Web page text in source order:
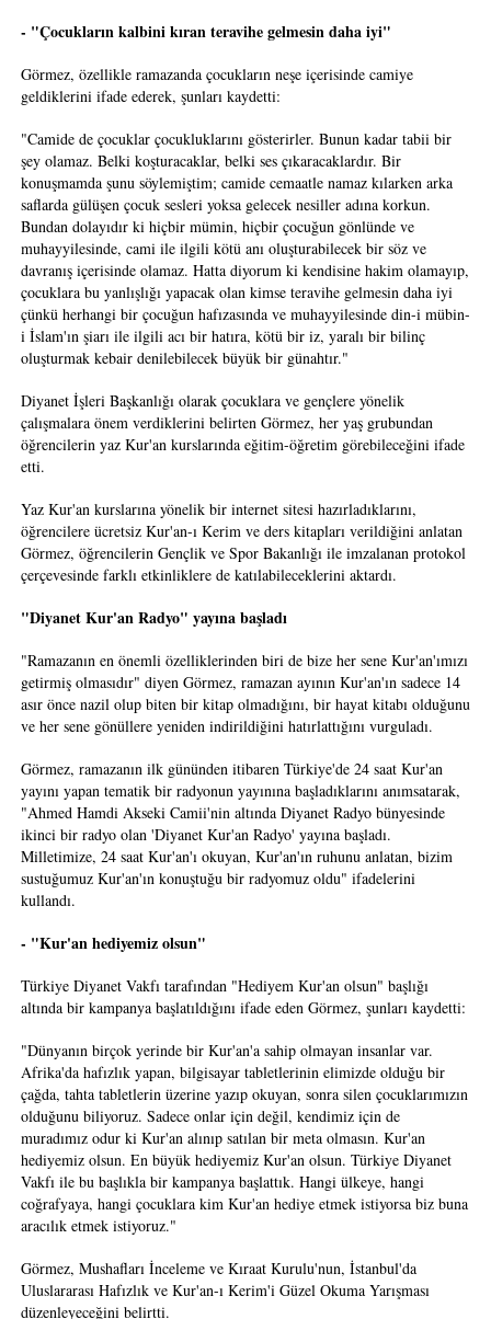
- "Çocukların kalbini kıran teravihe gelmesin daha iyi"
Görmez, özellikle ramazanda çocukların neşe içerisinde camiye
geldiklerini ifade ederek, şunları kaydetti:
"Camide de çocuklar çocukluklarını gösterirler. Bunun kadar tabii bir
şey olamaz. Belki koşturacaklar, belki ses çıkaracaklardır. Bir
konuşmamda şunu söylemiştim; camide cemaatle namaz kılarken arka
saflarda gülüşen çocuk sesleri yoksa gelecek nesiller adına korkun.
Bundan dolayıdır ki hiçbir mümin, hiçbir çocuğun gönlünde ve
muhayyilesinde, cami ile ilgili kötü anı oluşturabilecek bir söz ve
davranış içerisinde olamaz. Hatta diyorum ki kendisine hakim olamayıp,
çocuklara bu yanlışlığı yapacak olan kimse teravihe gelmesin daha iyi
çünkü herhangi bir çocuğun hafızasında ve muhayyilesinde din-i mübin-
i İslam'ın şiarı ile ilgili acı bir hatıra, kötü bir iz, yaralı bir bilinç
oluşturmak kebair denilebilecek büyük bir günahtır."
Diyanet İşleri Başkanlığı olarak çocuklara ve gençlere yönelik
çalışmalara önem verdiklerini belirten Görmez, her yaş grubundan
öğrencilerin yaz Kur'an kurslarında eğitim-öğretim görebileceğini ifade
etti.
Yaz Kur'an kurslarına yönelik bir internet sitesi hazırladıklarını,
öğrencilere ücretsiz Kur'an-ı Kerim ve ders kitapları verildiğini anlatan
Görmez, öğrencilerin Gençlik ve Spor Bakanlığı ile imzalanan protokol
çerçevesinde farklı etkinliklere de katılabileceklerini aktardı.
"Diyanet Kur'an Radyo" yayına başladı
"Ramazanın en önemli özelliklerinden biri de bize her sene Kur'an'ımızı
getirmiş olmasıdır" diyen Görmez, ramazan ayının Kur'an'ın sadece 14
asır önce nazil olup biten bir kitap olmadığını, bir hayat kitabı olduğunu
ve her sene gönüllere yeniden indirildiğini hatırlattığını vurguladı.
Görmez, ramazanın ilk gününden itibaren Türkiye'de 24 saat Kur'an
yayını yapan tematik bir radyonun yayınına başladıklarını anımsatarak,
"Ahmed Hamdi Akseki Camii'nin altında Diyanet Radyo bünyesinde
ikinci bir radyo olan 'Diyanet Kur'an Radyo' yayına başladı.
Milletimize, 24 saat Kur'an'ı okuyan, Kur'an'ın ruhunu anlatan, bizim
sustuğumuz Kur'an'ın konuştuğu bir radyomuz oldu" ifadelerini
kullandı.
- "Kur'an hediyemiz olsun"
Türkiye Diyanet Vakfı tarafından "Hediyem Kur'an olsun" başlığı
altında bir kampanya başlatıldığını ifade eden Görmez, şunları kaydetti:
"Dünyanın birçok yerinde bir Kur'an'a sahip olmayan insanlar var.
Afrika'da hafızlık yapan, bilgisayar tabletlerinin elimizde olduğu bir
çağda, tahta tabletlerin üzerine yazıp okuyan, sonra silen çocuklarımızın
olduğunu biliyoruz. Sadece onlar için değil, kendimiz için de
muradımız odur ki Kur'an alınıp satılan bir meta olmasın. Kur'an
hediyemiz olsun. En büyük hediyemiz Kur'an olsun. Türkiye Diyanet
Vakfı ile bu başlıkla bir kampanya başlattık. Hangi ülkeye, hangi
coğrafyaya, hangi çocuklara kim Kur'an hediye etmek istiyorsa biz buna
aracılık etmek istiyoruz."
Görmez, Mushafları İnceleme ve Kıraat Kurulu'nun, İstanbul'da
Uluslararası Hafızlık ve Kur'an-ı Kerim'i Güzel Okuma Yarışması
düzenleyeceğini belirtti.